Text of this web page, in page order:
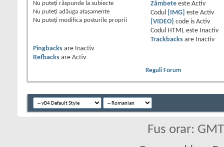
Nu puteţi răspunde la subiecte
Nu puteţi adăuga ataşamente
Nu puteţi modifica posturile proprii
Zâmbeteeste Activ
Codul
[IMG] este Activ
[VIDEO]
code is Activ
Codul HTML este
Inactiv
Trackbacksare
Inactiv
Pingbacks are
Inactiv
Refbacks are Activ
Reguli Forum
Fus orar: